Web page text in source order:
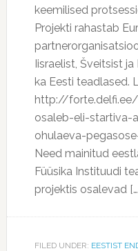
keemilised
Projekti rahastab
Iisraelist, Šveitsist
ka Eesti teadlased.
http://
osaleb-eli-startiva-
ohulaeva-
Need mainitud
Füüsika Instituudi
projektis osalevad
FILED UNDER: EESTIST